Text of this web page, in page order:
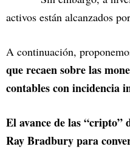
activos están alcanzados
A continuación,
que recaen sobre las
contables con incidencia
El avance de las “cripto”
Ray Bradbury para